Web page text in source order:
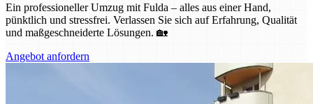
Ein professioneller Umzug mit Fulda – alles aus einer Hand,
pünktlich und stressfrei. Verlassen Sie sich auf Erfahrung, Qualität
und maßgeschneiderte Lösungen. 🏡
Angebot anfordern